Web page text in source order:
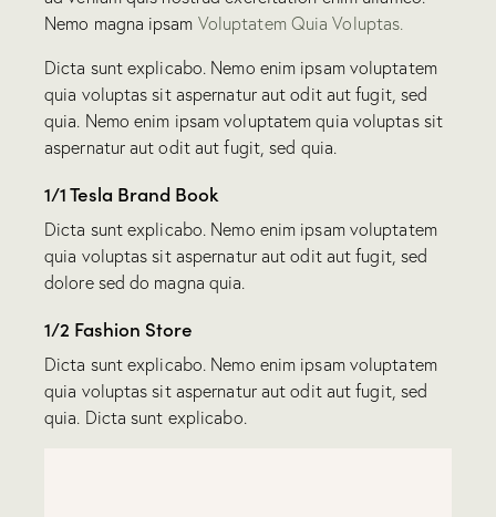
Nemo magna ipsam Voluptatem Quia Voluptas.
Dicta sunt explicabo. Nemo enim ipsam voluptatem
quia voluptas sit aspernatur aut odit aut fugit, sed
quia. Nemo enim ipsam voluptatem quia voluptas sit
aspernatur aut odit aut fugit, sed quia.
1/1 Tesla Brand Book
Dicta sunt explicabo. Nemo enim ipsam voluptatem
quia voluptas sit aspernatur aut odit aut fugit, sed
dolore sed do magna quia.
1/2 Fashion Store
Dicta sunt explicabo. Nemo enim ipsam voluptatem
quia voluptas sit aspernatur aut odit aut fugit, sed
quia. Dicta sunt explicabo.